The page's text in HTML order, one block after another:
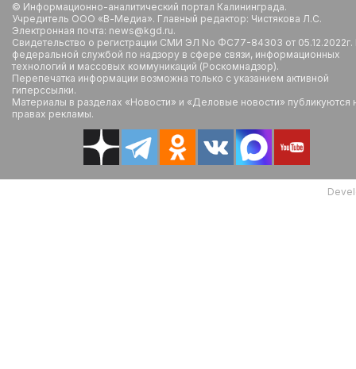
© Информационно-аналитический портал Калининграда.
Учредитель ООО «В-Медиа». Главный редактор: Чистякова Л.С.
Электронная почта: news@kgd.ru.
Свидетельство о регистрации СМИ ЭЛ No ФС77-84303 от
федеральной службой по надзору в сфере связи, информационных
технологий и массовых коммуникаций (Роскомнадзор).
Перепечатка информации возможна только с указанием активной
гиперссылки.
Материалы в разделах «Новости» и «Деловые новости» публикуются
правах рекламы.